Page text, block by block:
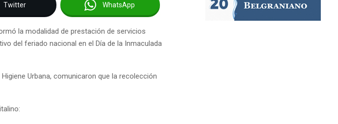
Twitter WhatsApp
la modalidad de prestación de servicios
del feriado nacional en el Día de la Inmaculada
Urbana, comunicaron que la recolección